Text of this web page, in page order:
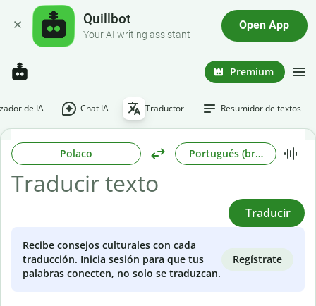
Quillbot
Your AI writing assistant
Open App
Premium
de IA Chat IA Traductor Resumidor de textos
Polaco Portugués (brasileño)
Traducir
Recibe consejos culturales con cada
traducción. Inicia sesión para que tus
palabras conecten, no solo se traduzcan.
Regístrate